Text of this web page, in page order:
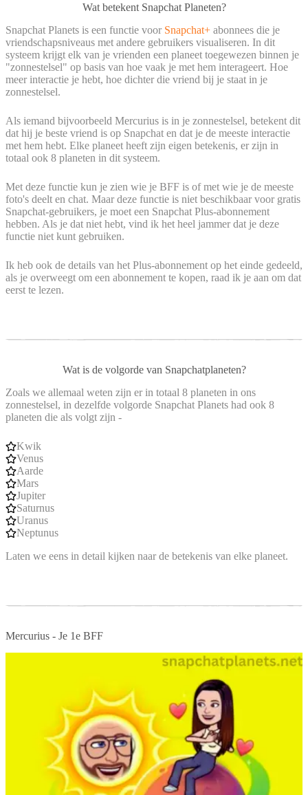
Wat betekent Snapchat Planeten?
Snapchat Planets is een functie voor Snapchat+ abonnees die je
vriendschapsniveaus met andere gebruikers visualiseren. In dit
systeem krijgt elk van je vrienden een planeet toegewezen binnen je
"zonnestelsel" op basis van hoe vaak je met hem interageert. Hoe
meer interactie je hebt, hoe dichter die vriend bij je staat in je
zonnestelsel.
Als iemand bijvoorbeeld Mercurius is in je zonnestelsel, betekent dit
dat hij je beste vriend is op Snapchat en dat je de meeste interactie
met hem hebt. Elke planeet heeft zijn eigen betekenis, er zijn in
totaal ook 8 planeten in dit systeem.
Met deze functie kun je zien wie je BFF is of met wie je de meeste
foto's deelt en chat. Maar deze functie is niet beschikbaar voor gratis
Snapchat-gebruikers, je moet een Snapchat Plus-abonnement
hebben. Als je dat niet hebt, vind ik het heel jammer dat je deze
functie niet kunt gebruiken.
Ik heb ook de details van het Plus-abonnement op het einde gedeeld,
als je overweegt om een abonnement te kopen, raad ik je aan om dat
eerst te lezen.
Wat is de volgorde van Snapchatplaneten?
Zoals we allemaal weten zijn er in totaal 8 planeten in ons
zonnestelsel, in dezelfde volgorde Snapchat Planets had ook 8
planeten die als volgt zijn -
Kwik
Venus
Aarde
Mars
Jupiter
Saturnus
Uranus
Neptunus
Laten we eens in detail kijken naar de betekenis van elke planeet.
Mercurius - Je 1e BFF